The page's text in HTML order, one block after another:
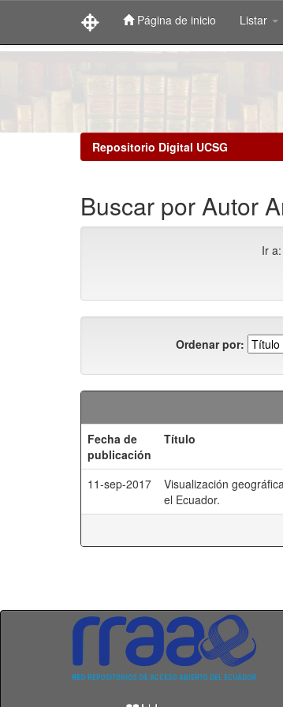
Página de inicio Listar
Repositorio Digital UCSG
Buscar por Autor
Ir a:
Ordenar por:
Fecha de
publicación
Título
11-sep-2017
Visualización
el Ecuador.